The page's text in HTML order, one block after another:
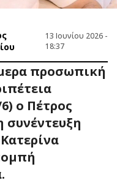
13 Ιουνίου 2026 -
18:37
προσωπική
ο Πέτρος